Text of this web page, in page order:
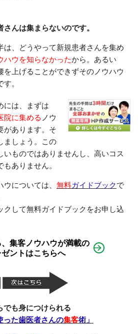
んは集まらないのです。
は、どうやって新規患者さんを集め
ハウ を知らなかったから。あるい
を上げることができずそのノウハウ
。
には、まずは
院に集める ノウ
があります。そ
ましょう。この
いものではありませんし、高いコス
ありません。
については、 無料ガイドブックで
クして無料ガイドブックをお申し込
集客ノウハウが満載の
ゼントはこちらへ
でも身につけられる
った歯医者さんの集客術」